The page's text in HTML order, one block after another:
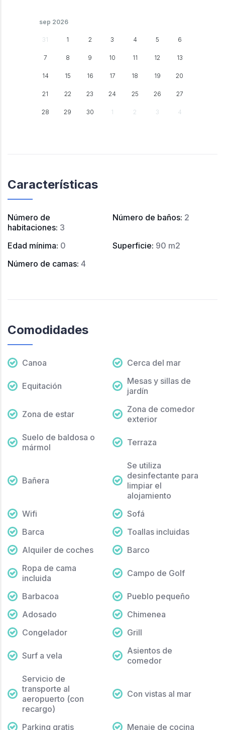
sep 2026
31 1 2 3 4 5 6
7 8 9 10 11 12 13
14 15 16 17 18 19 20
21 22 23 24 25 26 27
28 29 30 1 2 3 4
Características
Número de
habitaciones: 3
Número de baños: 2
Edad mínima: 0 Superficie: 90 m2
Número de camas: 4
Comodidades
Canoa Cerca del mar
Equitación
Mesas y sillas de
jardín
Zona de estar
Zona de comedor
exterior
Suelo de baldosa o
mármol
Terraza
Bañera
Se utiliza
desinfectante para
limpiar el
alojamiento
Wifi
Sofá
Barca
Toallas incluidas
Alquiler de coches
Barco
Ropa de cama
incluida
Campo de Golf
Barbacoa
Pueblo pequeño
Adosado
Chimenea
Congelador
Grill
Surf a vela
Asientos de
comedor
Servicio de
transporte al
aeropuerto (con
recargo)
Con vistas al mar
Parking gratis Menaje de cocina